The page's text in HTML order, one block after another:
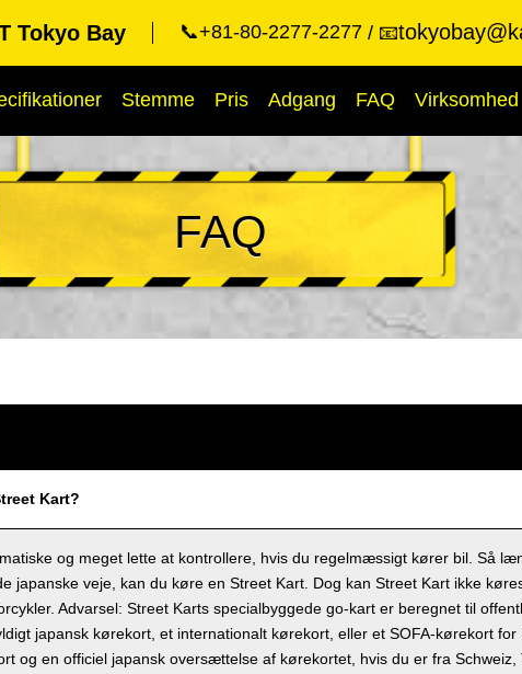
Tokyo Bay 📞+81-80-2277-2277 📧
Stemme Pris Adgang FAQ Virksomhed
FAQ
Kart?
og meget lette at kontrollere, hvis du regelmæssigt kører bil. Så
japanske veje, kan du køre en Street Kart. Dog kan Street Kart ikke
Advarsel: Street Karts specialbyggede go-kart er beregnet til
japansk kørekort, et internationalt kørekort, eller et SOFA-kørekort for
og en officiel japansk oversættelse af kørekortet, hvis du er fra Schweiz,